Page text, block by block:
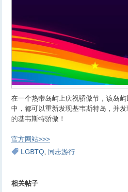
在一个热带岛屿上庆祝骄傲节，该岛
中，都可以重新发现基韦斯特岛，并
的基韦斯特骄傲！
官方网站>>>
LGBTQ 同志游行
相关帖子